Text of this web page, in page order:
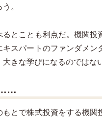
。
とことも利点だ。機関投
スパートのファンダメン
きな学びになるのではな
……
とで株式投資をする機関